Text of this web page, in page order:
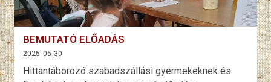
BEMUTATÓ ELŐADÁS
2025-06-30
Hittantáborozó szabadszállási gyermekeknek és